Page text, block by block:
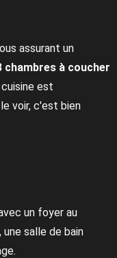
assurant un
chambres à coucher
est
voir, c'est bien
un foyer au
, une salle de bain